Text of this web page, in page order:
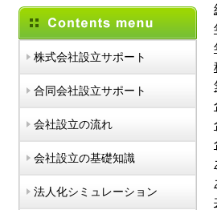
株式会社設立サポート
合同会社設立サポート
会社設立の流れ
会社設立の基礎知識
法人化シミュレーション